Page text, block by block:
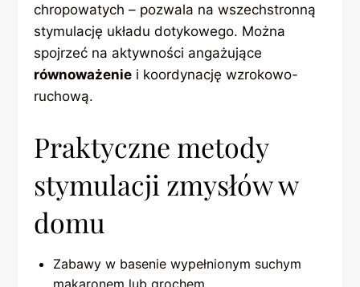
chropowatych – pozwala na wszechstronną
stymulację układu dotykowego. Można
spojrzeć na aktywności angażujące
równoważenie i koordynację wzrokowo-
ruchową.
Praktyczne metody
stymulacji zmysłów w
domu
Zabawy w basenie wypełnionym suchym
makaronem lub grochem